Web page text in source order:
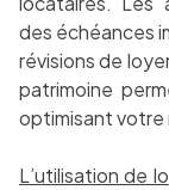
des échéances
révisions de
patrimoine
optimisant votre
L’utilisation de